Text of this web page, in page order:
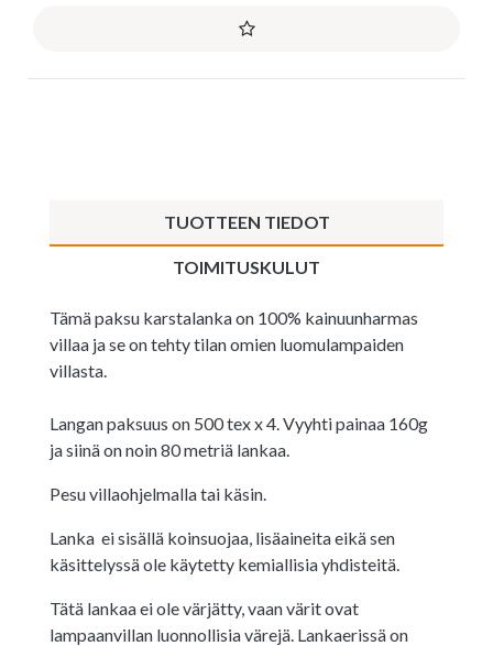
TUOTTEEN TIEDOT
TOIMITUSKULUT
Tämä paksu karstalanka on 100% kainuunharmas
villaa ja se on tehty tilan omien luomulampaiden
villasta.
Langan paksuus on 500 tex x 4. Vyyhti painaa 160g
ja siinä on noin 80 metriä lankaa.
Pesu villaohjelmalla tai käsin.
Lanka ei sisällä koinsuojaa, lisäaineita eikä sen
käsittelyssä ole käytetty kemiallisia yhdisteitä.
Tätä lankaa ei ole värjätty, vaan värit ovat
lampaanvillan luonnollisia värejä. Lankaerissä on